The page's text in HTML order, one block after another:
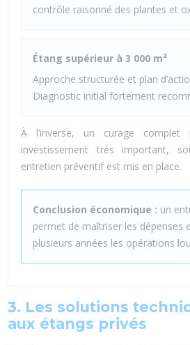
contrôle raisonné des plantes et
Étang supérieur à 3 000 m²
Approche structurée et plan
Diagnostic initial fortement
À l’inverse, un curage complet
investissement très important,
entretien préventif est mis en place.
Conclusion économique : un
permet de maîtriser les dépenses
plusieurs années les opérations
3. Les solutions
aux étangs privés